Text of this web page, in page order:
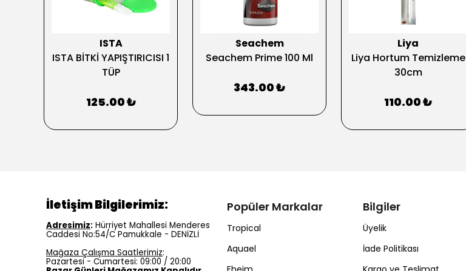
ISTA
ISTA BİTKİ YAPIŞTIRICISI 1
TÜP
125.00 ₺
Seachem
Seachem Prime 100 Ml
343.00 ₺
Liya
Liya Hortum Temizleme
30cm
110.00 ₺
Popüler Markalar
Tropical
Aquael
Bilgiler
Üyelik
İade Politikası
İletişim Bilgilerimiz:
Adresimiz: Hürriyet Mahallesi Menderes
Caddesi No:54/C Pamukkale - DENİZLİ
Mağaza Çalışma Saatlerimiz:
Pazartesi - Cumartesi: 09:00 / 20:00